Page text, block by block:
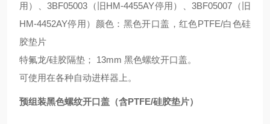
用）、3BF05003（旧HM-4455AY停用）、3BF05007（旧
HM-4452AY停用）颜色：黑色开口盖，红色PTFE/白色硅
胶垫片
特氟龙/硅胶隔垫； 13mm 黑色螺纹开口盖。
可使用在各种自动进样器上。
预组装黑色螺纹开口盖（含PTFE/硅胶垫片）